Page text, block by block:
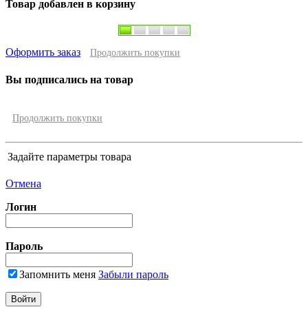
Товар добавлен в корзину
Оформить заказ Продолжить покупки
Вы подписались на товар
Продолжить покупки
Задайте параметры товара
Отмена
Логин
Пароль
Запомнить меня Забыли пароль